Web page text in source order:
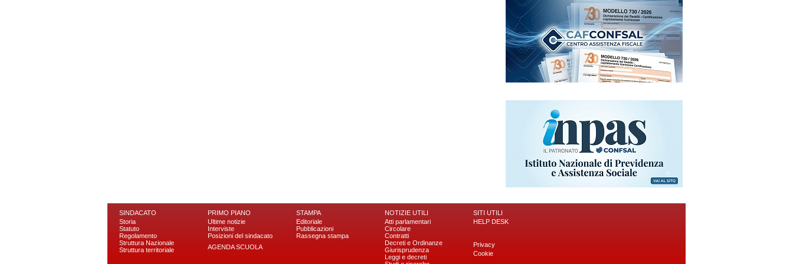
SINDACATO
Storia
Statuto
Regolamento
Struttura Nazionale
Struttura territoriale
PRIMO PIANO
Ultime notizie
Interviste
Posizioni del sindacato
AGENDA SCUOLA
STAMPA
Editoriale
Pubblicazioni
Rassegna stampa
NOTIZIE UTILI
Atti parlamentari
Circolare
Contratti
Decreti e Ordinanze
Giurisprudenza
Leggi e decreti
SITI UTILI
HELP DESK
Privacy
Cookie